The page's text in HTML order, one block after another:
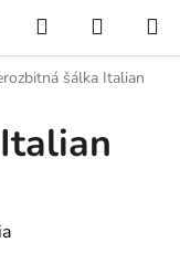
Hľadať
KOŠÍK
šálka Italian